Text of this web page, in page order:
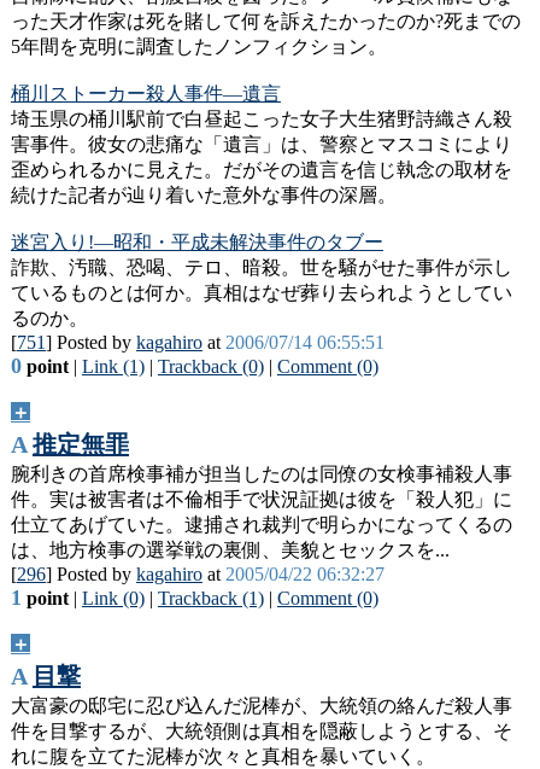
った天才作家は死を賭して何を訴えたかったのか?死までの
5年間を克明に調査したノンフィクション。
桶川ストーカー殺人事件―遺言
埼玉県の桶川駅前で白昼起こった女子大生猪野詩織さん殺
害事件。彼女の悲痛な「遺言」は、警察とマスコミにより
歪められるかに見えた。だがその遺言を信じ執念の取材を
続けた記者が辿り着いた意外な事件の深層。
迷宮入り!―昭和・平成未解決事件のタブー
詐欺、汚職、恐喝、テロ、暗殺。世を騒がせた事件が示し
ているものとは何か。真相はなぜ葬り去られようとしてい
るのか。
[751] Posted by kagahiroat 2006/07/14 06:55:51
0point| Link (1)| Trackback (0)| Comment (0)
＋
A 推定無罪
腕利きの首席検事補が担当したのは同僚の女検事補殺人事
件。実は被害者は不倫相手で状況証拠は彼を「殺人犯」に
仕立てあげていた。逮捕され裁判で明らかになってくるの
は、地方検事の選挙戦の裏側、美貌とセックスを...
[296] Posted by kagahiroat 2005/04/22 06:32:27
1 point| Link (0)| Trackback (1)| Comment (0)
＋
A 目撃
大富豪の邸宅に忍び込んだ泥棒が、大統領の絡んだ殺人事
件を目撃するが、大統領側は真相を隠蔽しようとする、そ
れに腹を立てた泥棒が次々と真相を暴いていく。